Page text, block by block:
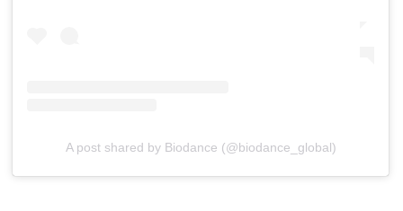
A post shared by Biodance (@biodance_global)